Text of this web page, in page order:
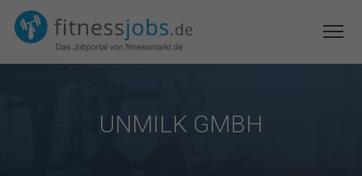
UNMILK GMBH